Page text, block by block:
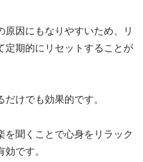
原因にもなりやすいため、リ
定期的にリセットすることが
けでも効果的です。
を聞くことで心身をリラック
です。